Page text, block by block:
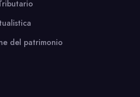
del patrimonio